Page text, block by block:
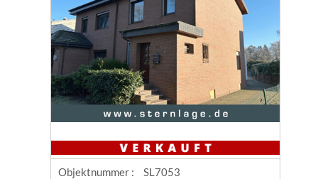
Objektnummer : SL7053